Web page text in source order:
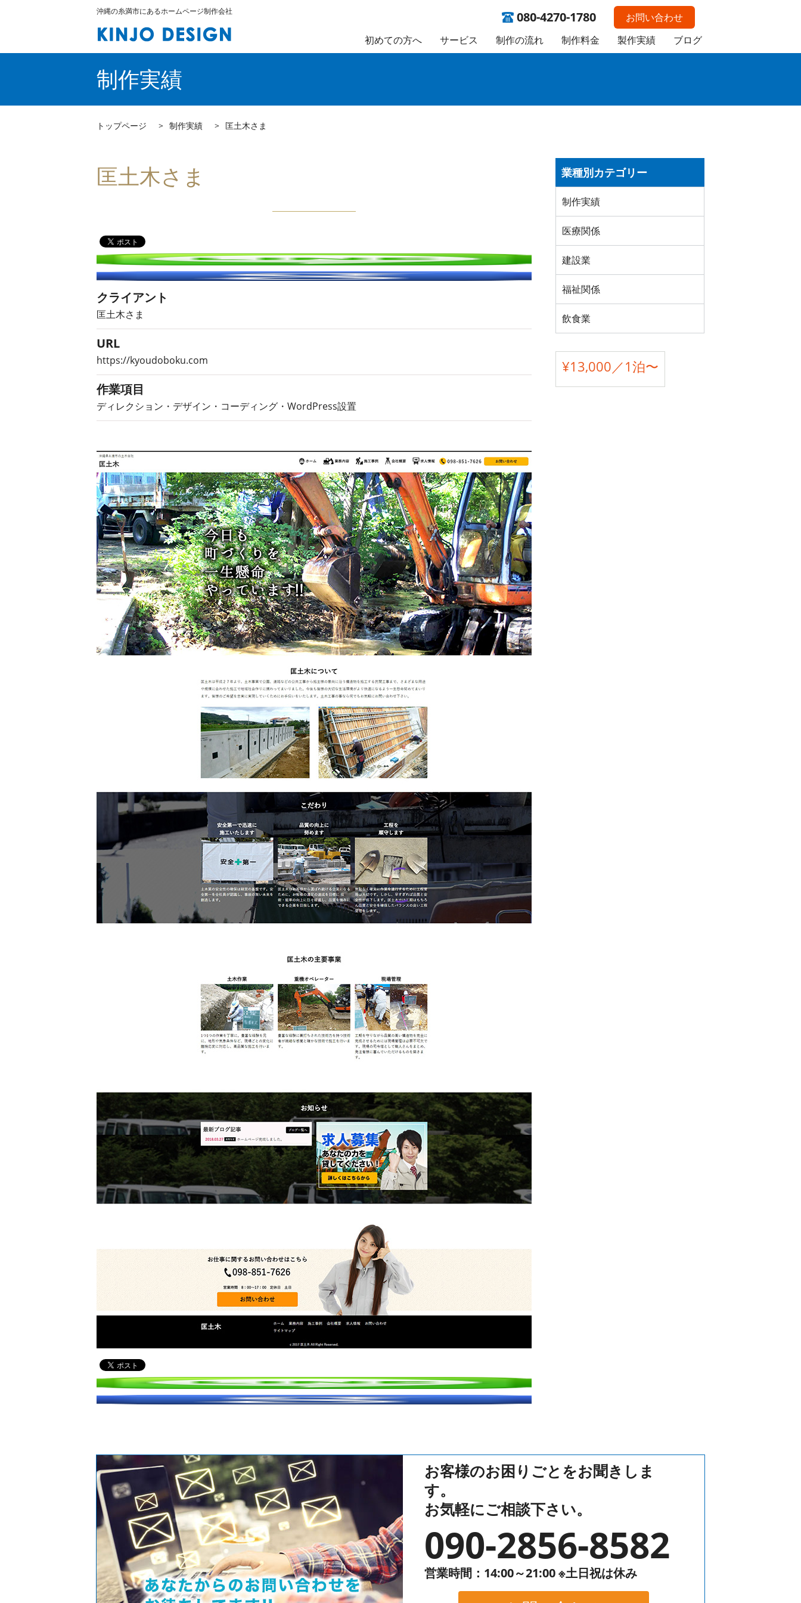
沖縄の糸満市にあるホームページ制作会社 080-4270-1780
お問い合わせ
初めての方へ
サービス 制作の流れ 制作料金 製作実績 ブログ
制作実績
トップページ 制作実績 匡土木さま
匡土木さま
クライアント
匡土木さま
URL
https://kyoudoboku.com
作業項目
ディレクション・デザイン・コーディング・WordPress設置
業種別カテゴリー
制作実績
医療関係
建設業
福祉関係
飲食業
¥13,000／1泊〜
お客様のお困りごとをお聞きしま
す。
お気軽にご相談下さい。
090-2856-8582
営業時間：14:00～21:00 ※土日祝は休み